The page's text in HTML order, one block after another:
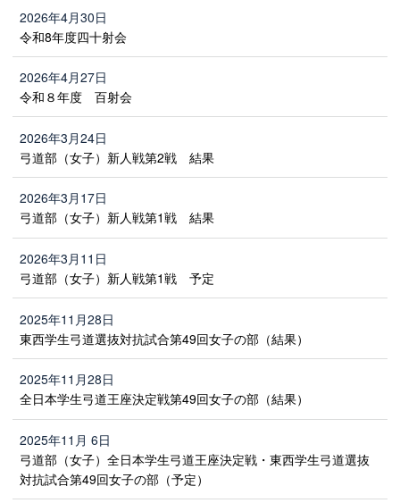
2026年4月30日
令和8年度四十射会
2026年4月27日
令和８年度 百射会
2026年3月24日
弓道部（女子）新人戦第2戦 結果
2026年3月17日
弓道部（女子）新人戦第1戦 結果
2026年3月11日
弓道部（女子）新人戦第1戦 予定
2025年11月28日
東西学生弓道選抜対抗試合第49回女子の部（結果）
2025年11月28日
全日本学生弓道王座決定戦第49回女子の部（結果）
2025年11月 6日
弓道部（女子）全日本学生弓道王座決定戦・東西学生弓道選抜
対抗試合第49回女子の部（予定）